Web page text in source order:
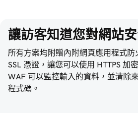
讓訪客知道您對網站
所有方案均附贈內附網頁應用程式防
SSL 憑證，讓您可以使用 HTTPS 加
WAF 可以監控輸入的資料，並清除
程式碼。